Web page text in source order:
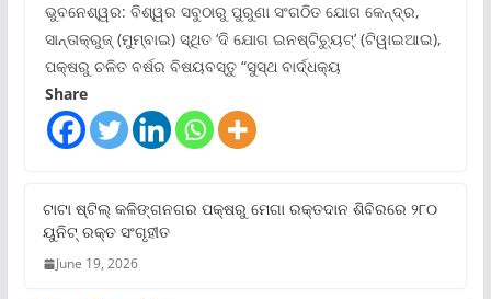
ଭୁବନେଶ୍ୱର: ବିଶ୍ୱର ସବୁଠାରୁ ପୁରୁଣା ସଂଗଠିତ ଯୋଗ କେନ୍ଦ୍ର,
ସାନ୍ତାକ୍ରୁଜ୍ (ମୁମ୍ବାଇ) ସ୍ଥିତ ‘ଦି ଯୋଗ ଇନଷ୍ଟିଚ୍ୟୁଟ୍‌’ (ଟିୱାଇଆଇ),
ପକ୍ଷରୁ ଚଳିତ ବର୍ଷର ବିଷୟବସ୍ତୁ “ସୁସ୍ଥ ବାର୍ଦ୍ଧକ୍ୟ
Share
ଟାଟା ଷ୍ଟିଲ୍‌ କଳିଙ୍ଗନଗର ପକ୍ଷରୁ ମେଗା ରକ୍ତଦାନ ଶିବିରରେ ୨୮୦
ୟୁନିଟ୍‌ ରକ୍ତ ସଂଗୃହୀତ
June 19, 2026